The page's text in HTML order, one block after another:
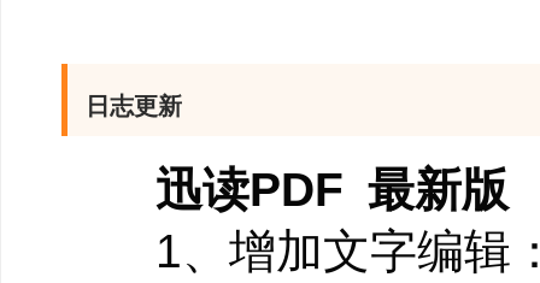
日志更新
迅读PDF 最新版
1、增加文字编辑：